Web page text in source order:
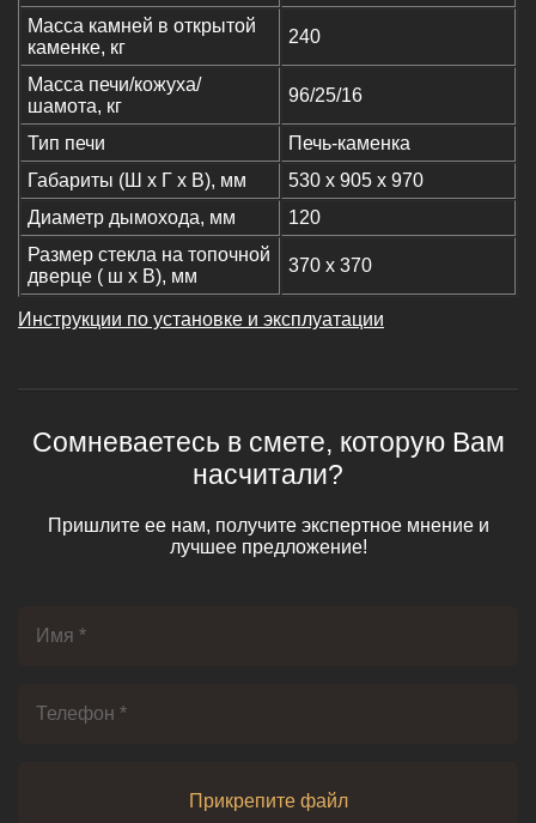
Масса камней в открытой
каменке, кг
240
Масса печи/кожуха/
шамота, кг
96/25/16
Тип печи
Печь-каменка
Габариты (Ш х Г х В), мм
530 х 905 х 970
Диаметр дымохода, мм
120
Размер стекла на топочной
дверце ( ш х В), мм
370 х 370
Инструкции по установке и эксплуатации
Сомневаетесь в смете, которую Вам
насчитали?
Пришлите ее нам, получите экспертное мнение и
лучшее предложение!
Прикрепите файл